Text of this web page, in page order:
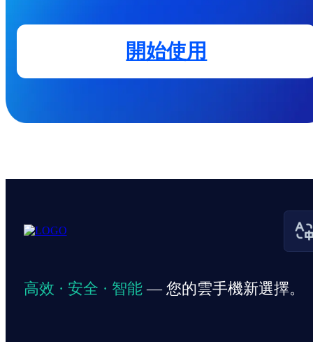
開始使用
高效 · 安全 · 智能— 您的雲手機新選擇。